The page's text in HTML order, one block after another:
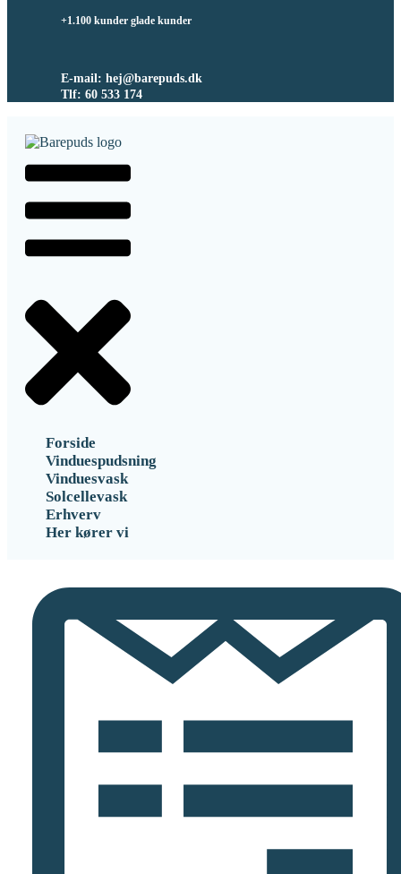
+1.100 kunder glade kunder
E-mail: hej@barepuds.dk
Tlf: 60 533 174
Forside
Vinduespudsning
Vinduesvask
Solcellevask
Erhverv
Her kører vi